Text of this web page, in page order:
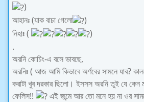
)
আহানঃ (যাক বাচা গেলো
)
নিহাঃ (
)
.
অরনি কোচিং-এ বসে ভাবছে,
অরনিঃ ( আজ আমি কিভাবে অর্ণবের সামনে যাব?
করাটা খুব দরকার ছিলো। ইসসস অরনি তুই যে কেন
ফেলিস!!
এই জন্মে আর তো মনে হয় না ওর